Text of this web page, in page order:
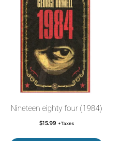
Nineteen eighty four (1984)
$15.99 +Taxes